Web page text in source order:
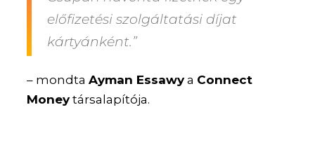
előfizetési szolgáltatási díjat
kártyánként.”
– mondtaAyman Essawya Connect
Moneytársalapítója.